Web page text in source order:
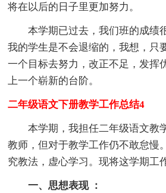
将在以后的日子里更加努力。
本学期已过去，我们班的成绩
我的学生是不会退缩的，我想，只
一个目标去努力，改正不足，发挥
上一个崭新的台阶。
二年级语文下册教学工作总结4
本学期，我担任二年级语文教
教师，但对于教学工作仍不敢怠慢
究教法，虚心学习。现将这学期工
一、思想表现 ：